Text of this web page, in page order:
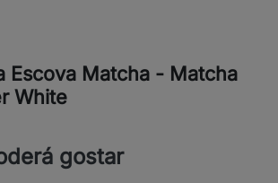
Escova Matcha - Matcha
White
gostar